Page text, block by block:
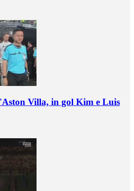
Villa, in gol Kim e Luis